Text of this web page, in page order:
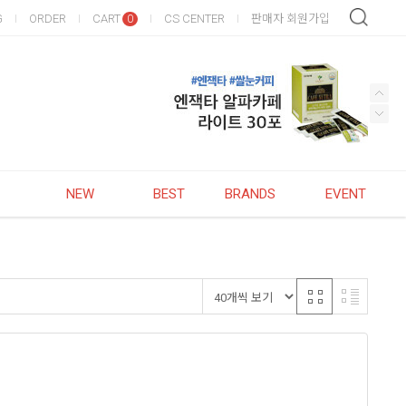
ORDER CART 0 CS CENTER 판매자 회원가입
NEW BEST BRANDS EVENT